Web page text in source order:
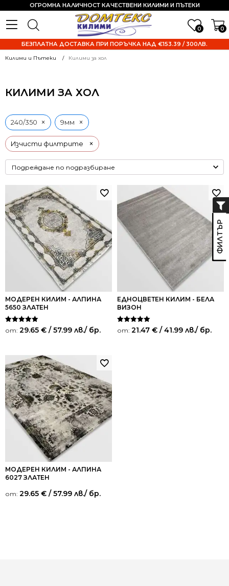
0 0
ОГРОМНА НАЛИЧНОСТ КАЧЕСТВЕНИ КИЛИМИ И ПЪТЕКИ
БЕЗПЛАТНА ДОСТАВКА ПРИ ПОРЪЧКА НАД €153.39 / 300ЛВ.
Килими и Пътеки Килими за хол
КИЛИМИ ЗА ХОЛ
Изчисти филтрите ×
240/350 × 9мм ×
МОДЕРЕН КИЛИМ - АЛПИНА
5650 ЗЛАТЕН
Оценено на
5.00
от: 29.65 € / 57.99 лв./ бр.
ЕДНОЦВЕТЕН КИЛИМ - БЕЛА
ВИЗОН
Оценено на
5.00
от: 21.47 € / 41.99 лв./ бр.
МОДЕРЕН КИЛИМ - АЛПИНА
6027 ЗЛАТЕН
от: 29.65 € / 57.99 лв./ бр.